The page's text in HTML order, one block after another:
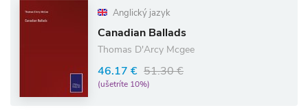
Anglický jazyk
Canadian Ballads
Thomas D'Arcy Mcgee
46.17 € 51.30 €
(ušetríte 10%)